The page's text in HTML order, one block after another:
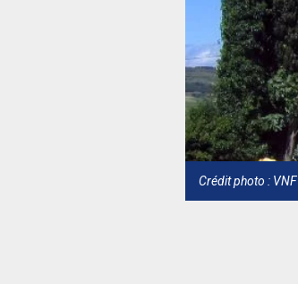
Crédit photo : VNF